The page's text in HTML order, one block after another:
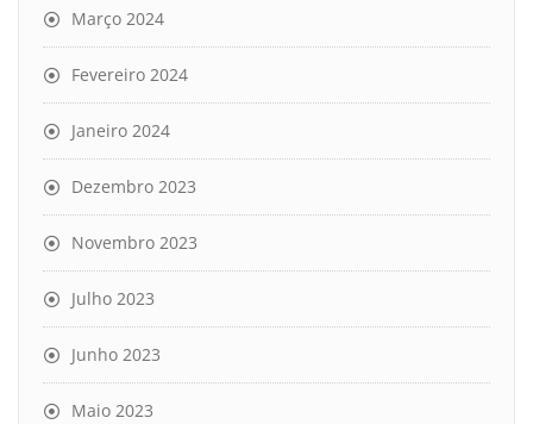
Março 2024
Fevereiro 2024
Janeiro 2024
Dezembro 2023
Novembro 2023
Julho 2023
Junho 2023
Maio 2023